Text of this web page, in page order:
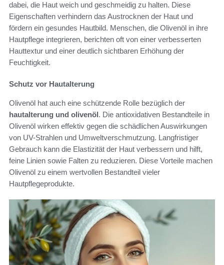
dabei, die Haut weich und geschmeidig zu halten. Diese
Eigenschaften verhindern das Austrocknen der Haut und
fördern ein gesundes Hautbild. Menschen, die Olivenöl in ihre
Hautpflege integrieren, berichten oft von einer verbesserten
Hauttextur und einer deutlich sichtbaren Erhöhung der
Feuchtigkeit.
Schutz vor Hautalterung
Olivenöl hat auch eine schützende Rolle bezüglich der
hautalterung und olivenöl. Die antioxidativen Bestandteile in
Olivenöl wirken effektiv gegen die schädlichen Auswirkungen
von UV-Strahlen und Umweltverschmutzung. Langfristiger
Gebrauch kann die Elastizität der Haut verbessern und hilft,
feine Linien sowie Falten zu reduzieren. Diese Vorteile machen
Olivenöl zu einem wertvollen Bestandteil vieler
Hautpflegeprodukte.